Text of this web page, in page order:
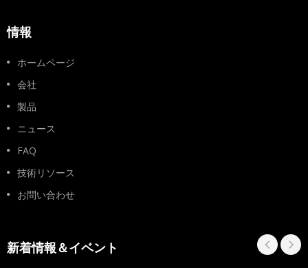
情報
ホームページ
会社
製品
ニュース
FAQ
技術リソース
お問い合わせ
新着情報＆イベント